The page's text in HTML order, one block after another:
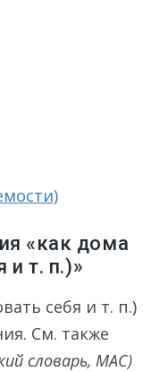
«как дома
и т. п.)»
себя и т. п.)
См. также
словарь, МАС)